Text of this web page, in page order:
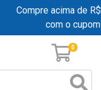
Compre acima de
com o cupom
0